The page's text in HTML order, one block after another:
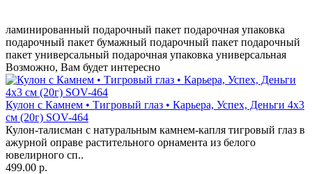
ламинированный подарочный пакет подарочная упаковка
подарочный пакет бумажный подарочный пакет подарочный
пакет универсальный подарочная упаковка универсальная
Возможно, Вам будет интересно
Кулон с Камнем • Тигровый глаз • Карьера, Успех, Деньги 4х3
см (20г) SOV-464
Кулон-талисман с натуральным камнем-капля тигровый глаз в
ажурной оправе растительного орнамента из белого
ювелирного сп..
499.00 р.